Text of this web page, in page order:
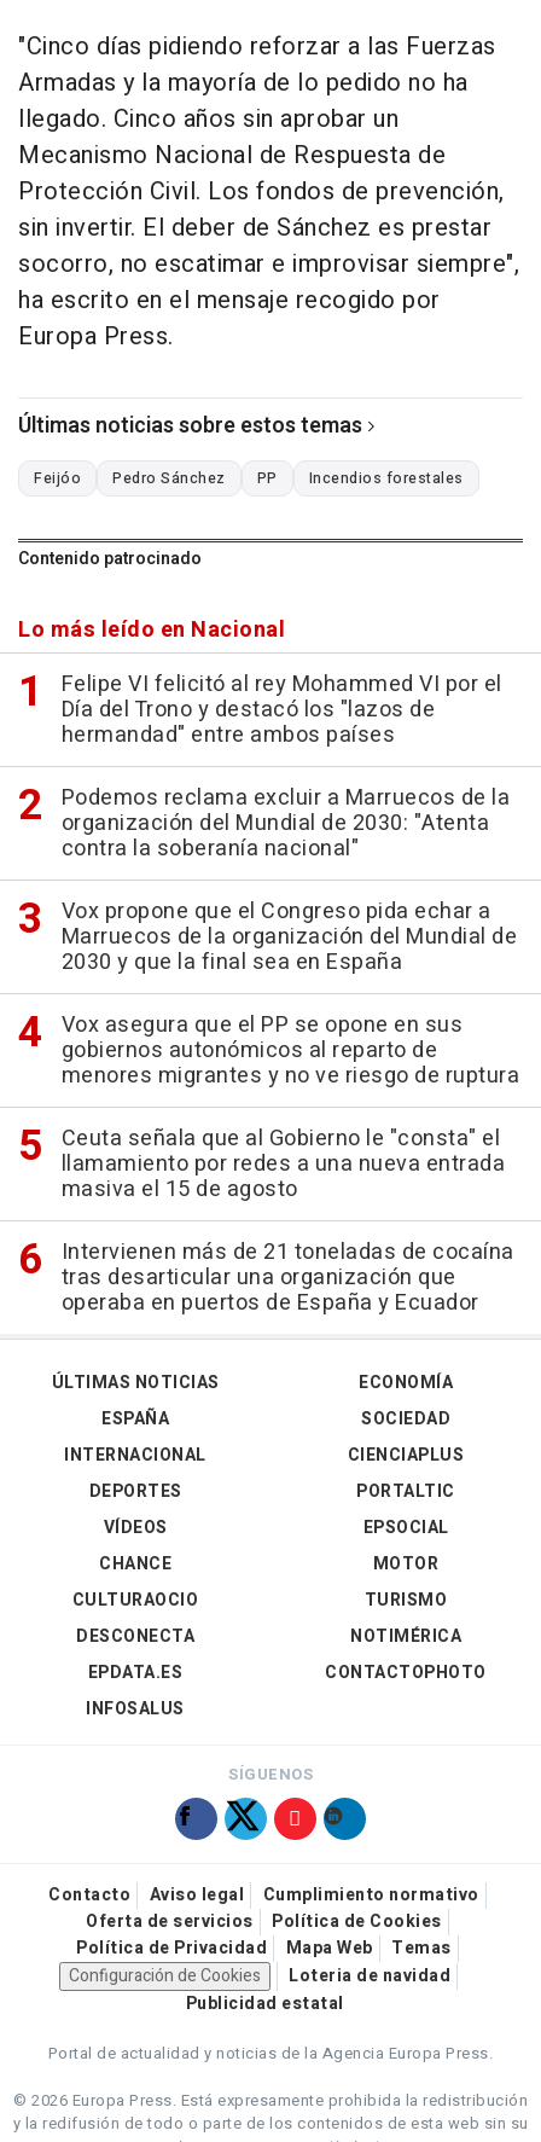
"Cinco días pidiendo reforzar a las Fuerzas
Armadas y la mayoría de lo pedido no ha
llegado. Cinco años sin aprobar un
Mecanismo Nacional de Respuesta de
Protección Civil. Los fondos de prevención,
sin invertir. El deber de Sánchez es prestar
socorro, no escatimar e improvisar siempre",
ha escrito en el mensaje recogido por
Europa Press.
Últimas noticias sobre estos temas
Feijóo Pedro Sánchez PP Incendios forestales
Contenido patrocinado
Lo más leído en Nacional
Felipe VI felicitó al rey Mohammed VI por el
Día del Trono y destacó los "lazos de
hermandad" entre ambos países
Podemos reclama excluir a Marruecos de la
organización del Mundial de 2030: "Atenta
contra la soberanía nacional"
Vox propone que el Congreso pida echar a
Marruecos de la organización del Mundial de
2030 y que la final sea en España
Vox asegura que el PP se opone en sus
gobiernos autonómicos al reparto de
menores migrantes y no ve riesgo de ruptura
Ceuta señala que al Gobierno le "consta" el
llamamiento por redes a una nueva entrada
masiva el 15 de agosto
Intervienen más de 21 toneladas de cocaína
tras desarticular una organización que
operaba en puertos de España y Ecuador
ÚLTIMAS NOTICIAS
ESPAÑA
INTERNACIONAL
DEPORTES
VÍDEOS
ECONOMÍA
SOCIEDAD
CIENCIAPLUS
PORTALTIC
EPSOCIAL
CHANCE
CULTURAOCIO
DESCONECTA
EPDATA.ES
INFOSALUS
MOTOR
TURISMO
NOTIMÉRICA
CONTACTOPHOTO
SÍGUENOS
Contacto Aviso legal
Cumplimiento normativo
Oferta de servicios
Política de Cookies
Política de Privacidad
Mapa Web
Temas
Configuración de Cookies
Loteria de navidad
Publicidad estatal
Portal de actualidad y noticias de la Agencia Europa Press.
© 2026 Europa Press. Está expresamente prohibida la redistribución
y la redifusión de todo o parte de los contenidos de esta web sin su